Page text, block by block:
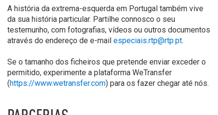
A história da extrema-esquerda em Portugal também vive
da sua história particular. Partilhe connosco o seu
testemunho, com fotografias, vídeos ou outros documentos
através do endereço de e-mail especiais.rtp@rtp.pt.
Se o tamanho dos ficheiros que pretende enviar exceder o
permitido, experimente a plataforma WeTransfer
(https://www.wetransfer.com) para os fazer chegar até nós.